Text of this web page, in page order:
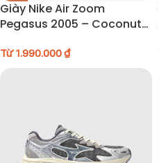
Giày Nike Air Zoom
Pegasus 2005 – Coconut
100
Từ1.990.000₫